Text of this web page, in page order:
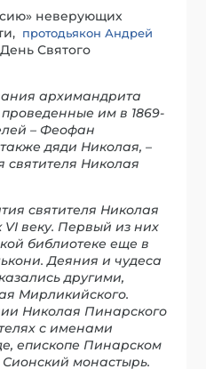
неверующих
протодьякон Андрей
Святого
архимандрита
им в 1869-
– Феофан
дяди Николая, –
святителя Николая
святителя Николая
VI веку. Первый из них
библиотеке еще в
Деяния и чудеса
другими,
Мирликийского.
Николая Пинарского
с именами
епископе Пинарском
монастырь.